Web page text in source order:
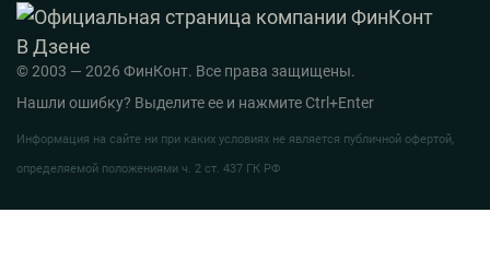
© 2003 — 2026 ФинКонт. Все права защищены.
Нашли ошибку? Выделите ее и нажмите Ctrl+Enter
Информация на сайте ни при каких условиях не является публичной офертой,
определяемой положениями ч. 2 ст. 437 ГК РФ